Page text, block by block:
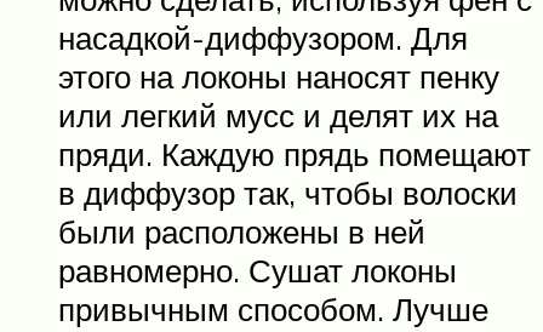
насадкой-диффузором. Для
этого на локоны наносят пенку
или легкий мусс и делят их на
пряди. Каждую прядь помещают
в диффузор так, чтобы волоски
были расположены в ней
равномерно. Сушат локоны
привычным способом. Лучше